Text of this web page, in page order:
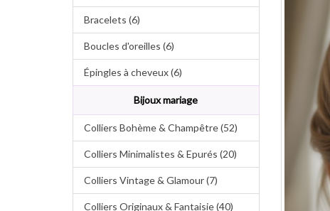
Bracelets (6)
Boucles d'oreilles (6)
Épingles à cheveux (6)
Bijoux mariage
Colliers Bohème & Champêtre (52)
Colliers Minimalistes & Epurés (20)
Colliers Vintage & Glamour (7)
Colliers Originaux & Fantaisie (40)